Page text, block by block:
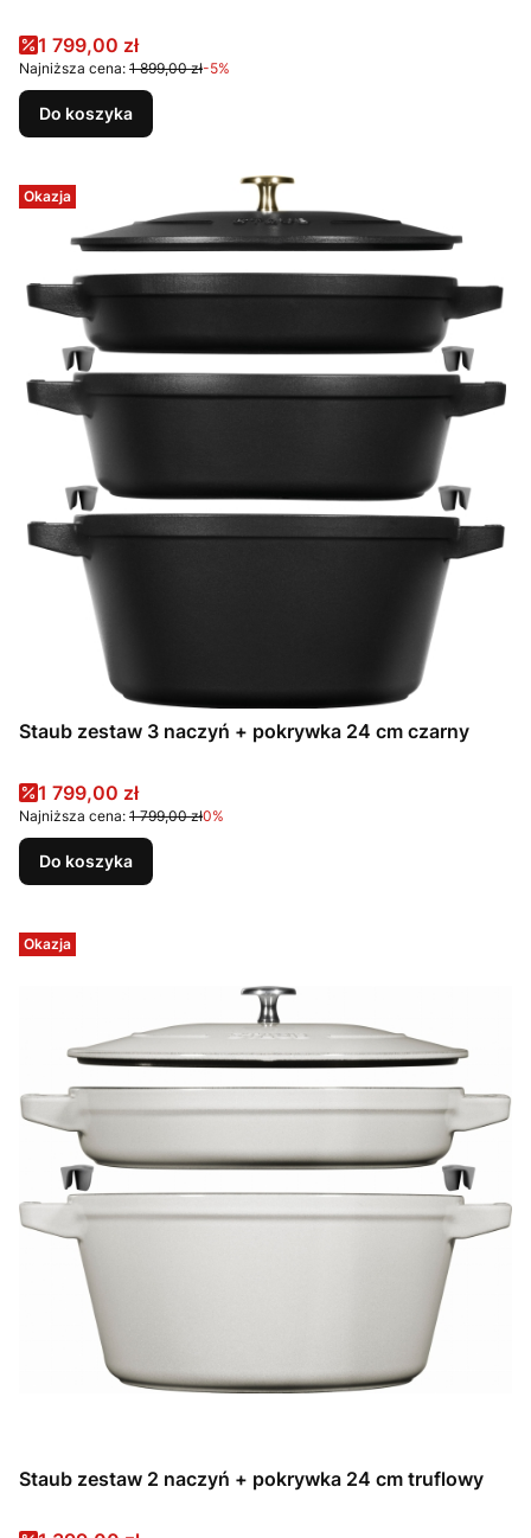
Cena promocyjna
1 799,00 zł
Najniższa cena: 1 899,00 zł-5%
Do koszyka
Okazja
Staub zestaw 3 naczyń + pokrywka 24 cm czarny
Cena promocyjna
1 799,00 zł
Najniższa cena: 1 799,00 zł0%
Do koszyka
Okazja
Staub zestaw 2 naczyń + pokrywka 24 cm truflowy